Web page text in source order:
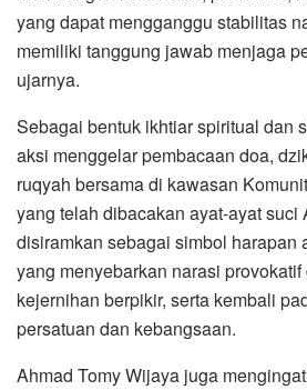
yang dapat mengganggu stabilitas
memiliki tanggung jawab menjaga
ujarnya.
Sebagai bentuk ikhtiar spiritual dan
aksi menggelar pembacaan doa,
ruqyah bersama di kawasan
yang telah dibacakan ayat-ayat suci
disiramkan sebagai simbol harapan
yang menyebarkan narasi
kejernihan berpikir, serta kembali
persatuan dan kebangsaan.
Ahmad Tomy Wijaya juga